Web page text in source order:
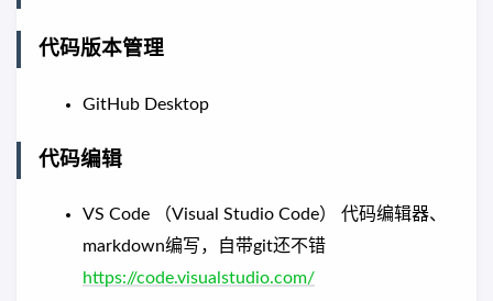
代码版本管理
GitHub Desktop
代码编辑
VS Code （Visual Studio Code） 代码编辑器、
markdown编写，自带git还不错
https://code.visualstudio.com/